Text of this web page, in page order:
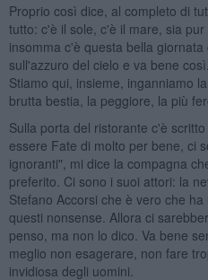
Proprio così dice, al completo di
tutto: c'è il sole, c'è il mare, sia
insomma c'è questa bella
sull'azzuro del cielo e va bene
Stiamo qui, insieme, inganniamo
brutta bestia, la peggiore, la più
Sulla porta del ristorante c'è
essere Fate di molto per bene, ci
ignoranti", mi dice la compagna
preferito. Ci sono i suoi attori: la
Stefano Accorsi che è vero che
questi nonsense. Allora ci
penso, ma non lo dico. Va bene
meglio non esagerare, non fare
invidiosa degli uomini.